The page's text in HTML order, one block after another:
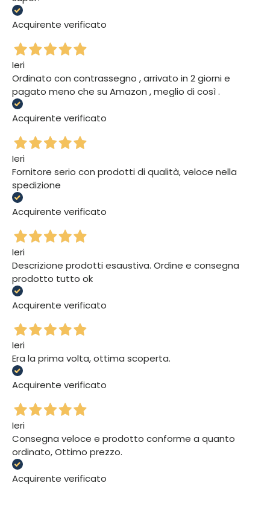
Acquirente verificato
Ieri
Ordinato con contrassegno , arrivato in 2 giorni e
pagato meno che su Amazon , meglio di così .
Acquirente verificato
Ieri
Fornitore serio con prodotti di qualità, veloce nella
spedizione
Acquirente verificato
Ieri
Descrizione prodotti esaustiva. Ordine e consegna
prodotto tutto ok
Acquirente verificato
Ieri
Era la prima volta, ottima scoperta.
Acquirente verificato
Ieri
Consegna veloce e prodotto conforme a quanto
ordinato, Ottimo prezzo.
Acquirente verificato